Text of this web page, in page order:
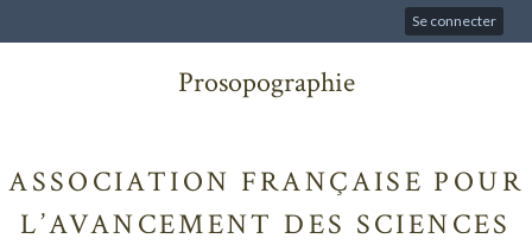
Se connecter
Prosopographie
ASSOCIATION FRANÇAISE POUR
L’AVANCEMENT DES SCIENCES